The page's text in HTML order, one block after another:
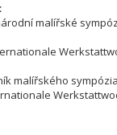
malířské
malířského